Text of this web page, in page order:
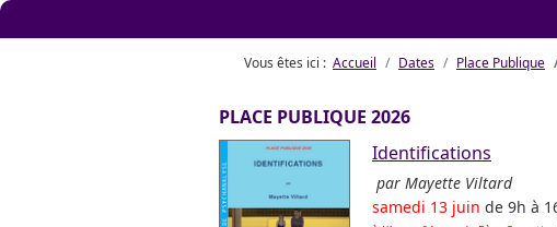
Vous êtes ici : Accueil Dates Place Publique
PLACE PUBLIQUE 2026
Identifications
par Mayette Viltard
samedi 13 juin de 9h à